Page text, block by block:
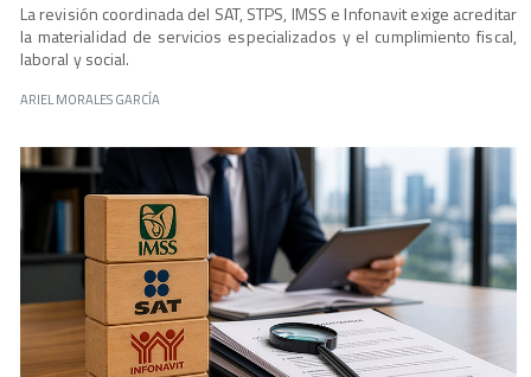
La revisión coordinada del SAT, STPS, IMSS e Infonavit exige acreditar
la materialidad de servicios especializados y el cumplimiento fiscal,
laboral y social.
ARIEL MORALES GARCÍA